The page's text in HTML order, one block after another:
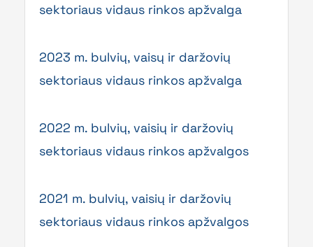
sektoriaus vidaus rinkos apžvalga
2023 m. bulvių, vaisų ir daržovių
sektoriaus vidaus rinkos apžvalga
2022 m. bulvių, vaisių ir daržovių
sektoriaus vidaus rinkos apžvalgos
2021 m. bulvių, vaisių ir daržovių
sektoriaus vidaus rinkos apžvalgos